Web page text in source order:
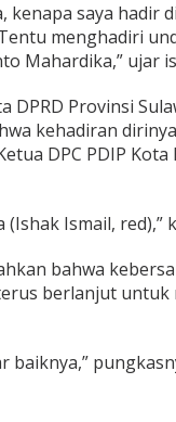
kenapa saya hadir
menghadiri
Mahardika,” ujar
DPRD Provinsi
kehadiran
DPC PDIP Kota
Ismail, red),”
bahwa
berlanjut untuk
baiknya,”